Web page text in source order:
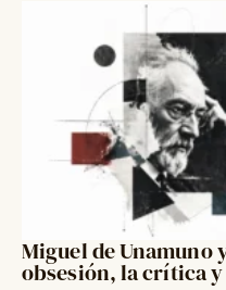
Miguel de Unamuno
obsesión, la crítica